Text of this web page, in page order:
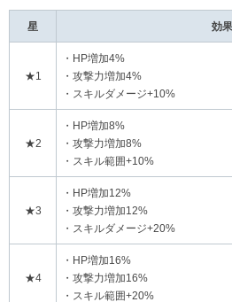
星 効果
★1
・HP増加4%
・攻撃力増加4%
・スキルダメージ+10%
★2
・HP増加8%
・攻撃力増加8%
・スキル範囲+10%
★3
・HP増加12%
・攻撃力増加12%
・スキルダメージ+20%
★4
・HP増加16%
・攻撃力増加16%
・スキル範囲+20%